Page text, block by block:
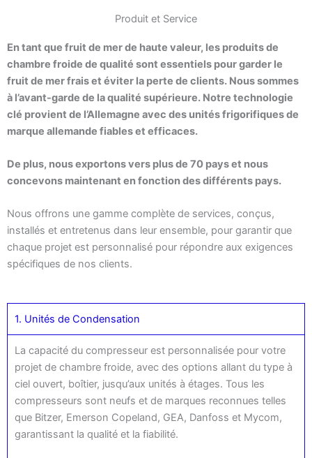
Produit et Service
En tant que fruit de mer de haute valeur, les produits de
chambre froide de qualité sont essentiels pour garder le
fruit de mer frais et éviter la perte de clients. Nous sommes
à l’avant-garde de la qualité supérieure. Notre technologie
clé provient de l’Allemagne avec des unités frigorifiques de
marque allemande fiables et efficaces.
De plus, nous exportons vers plus de 70 pays et nous
concevons maintenant en fonction des différents pays.
Nous offrons une gamme complète de services, conçus,
installés et entretenus dans leur ensemble, pour garantir que
chaque projet est personnalisé pour répondre aux exigences
spécifiques de nos clients.
1. Unités de Condensation
La capacité du compresseur est personnalisée pour votre
projet de chambre froide, avec des options allant du type à
ciel ouvert, boîtier, jusqu’aux unités à étages. Tous les
compresseurs sont neufs et de marques reconnues telles
que Bitzer, Emerson Copeland, GEA, Danfoss et Mycom,
garantissant la qualité et la fiabilité.